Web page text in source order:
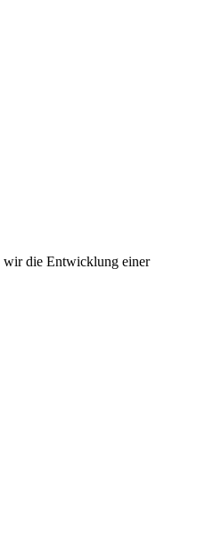
wir die Entwicklung einer